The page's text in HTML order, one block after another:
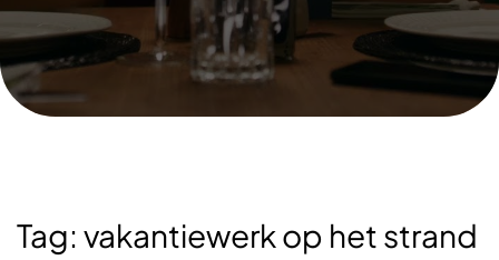
Tag: vakantiewerk op het strand